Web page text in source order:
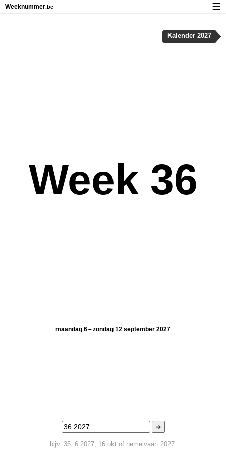
Week 36
maandag 6 – zondag 12 september 2027
➜
bijv. 35, 6 2027, 16 oktof hemelvaart 2027.
Kalender 2027
Weeknummer.be ☰